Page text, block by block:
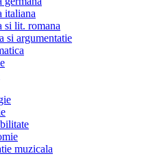
italiana
si lit. romana
si argumentatie
muzicala